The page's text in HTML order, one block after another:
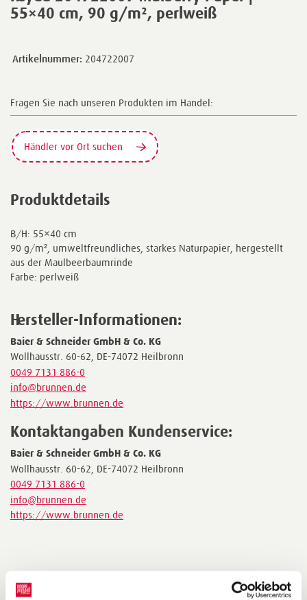
55×40 cm, 90 g/m², perlweiß
Artikelnummer: 204722007
Fragen Sie nach unseren Produkten im Handel:
Händler vor Ort suchen
Produktdetails
B/H: 55×40 cm
90 g/m², umweltfreundliches, starkes Naturpapier, hergestellt
aus der Maulbeerbaumrinde
Farbe: perlweiß
Hersteller-Informationen:
Baier & Schneider GmbH & Co. KG
Wollhausstr. 60-62, DE-74072 Heilbronn
0049 7131 886-0
info@brunnen.de
https://www.brunnen.de
Kontaktangaben Kundenservice:
Baier & Schneider GmbH & Co. KG
Wollhausstr. 60-62, DE-74072 Heilbronn
0049 7131 886-0
info@brunnen.de
https://www.brunnen.de